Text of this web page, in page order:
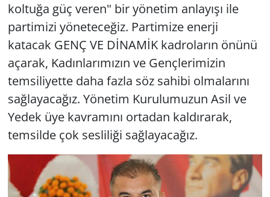
koltuğa güç veren" bir yönetim anlayışı ile
partimizi yöneteceğiz. Partimize enerji
katacak GENÇ VE DİNAMİK kadroların önünü
açarak, Kadınlarımızın ve Gençlerimizin
temsiliyette daha fazla söz sahibi olmalarını
sağlayacağız. Yönetim Kurulumuzun Asil ve
Yedek üye kavramını ortadan kaldırarak,
temsilde çok sesliliği sağlayacağız.